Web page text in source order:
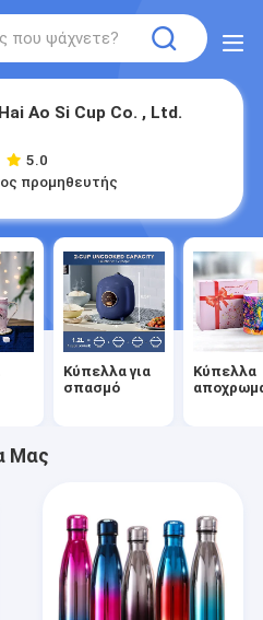
Ao Si Cup Co. , Ltd.
5.0
προμηθευτής
Κύπελλα για
σπασμό
Κύπελλα
Μας